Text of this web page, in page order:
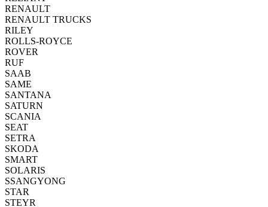
RENAULT
RENAULT TRUCKS
RILEY
ROLLS-ROYCE
ROVER
RUF
SAAB
SAME
SANTANA
SATURN
SCANIA
SEAT
SETRA
SKODA
SMART
SOLARIS
SSANGYONG
STAR
STEYR